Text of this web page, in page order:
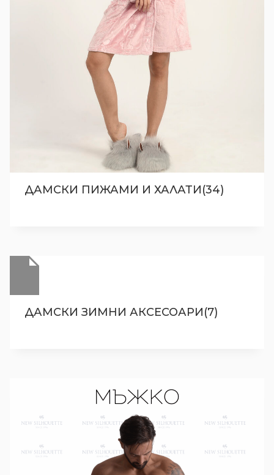
ДАМСКИ ПИЖАМИ И ХАЛАТИ(34)
ДАМСКИ ЗИМНИ АКСЕСОАРИ(7)